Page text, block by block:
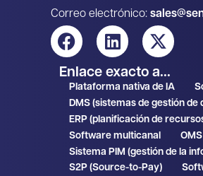
Correo electrónico:
Enlace exacto a...
Plataforma nativa de IA
DMS (sistemas de gestión de
ERP (planificación de
Software multicanal
Sistema PIM (gestión de la
S2P (Source-to-Pay)